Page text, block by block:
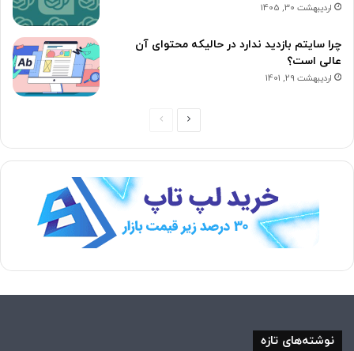
اردیبهشت 30, 1405
چرا سایتم بازدید ندارد در حالیکه محتوای آن
عالی است؟
اردیبهشت 29, 1401
ح
ق
ب
ی
ح
ه
ع
ی
نوشته‌های تازه